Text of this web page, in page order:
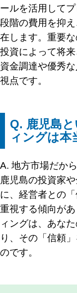
ールを活用して
段階の費用を抑
在します。重要
投資によって将
資金調達や優秀
視点です。
Q. 鹿児島
ィングは本
A. 地方市場だか
鹿児島の投資家
に、経営者との
重視する傾向が
ィングは、あな
り、その「信頼
のです。